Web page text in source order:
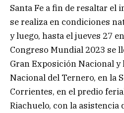
Santa Fe a fin de resaltar el
se realiza en condiciones
y luego, hasta el jueves 27
Congreso Mundial 2023 se
Gran Exposición Nacional y
Nacional del Ternero, en la
Corrientes, en el predio
Riachuelo, con la asistencia